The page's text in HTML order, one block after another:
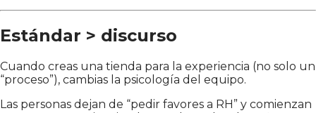
Estándar > discurso
Cuando creas una tienda para la experiencia (no solo un
“proceso”), cambias la psicología del equipo.
Las personas dejan de “pedir favores a RH” y comienzan